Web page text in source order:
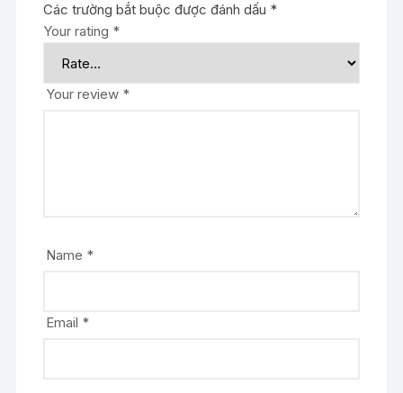
Các trường bắt buộc được đánh dấu *
Your rating *
Your review *
Name *
Email *